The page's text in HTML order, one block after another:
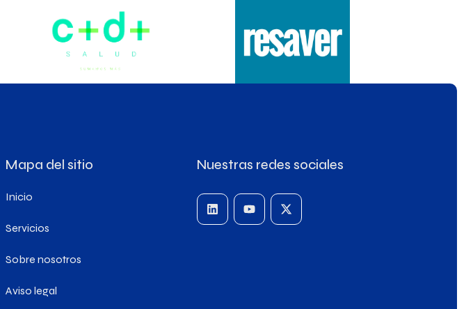
Mapa del sitio
Inicio
Servicios
Sobre nosotros
Aviso legal
Nuestras redes sociales